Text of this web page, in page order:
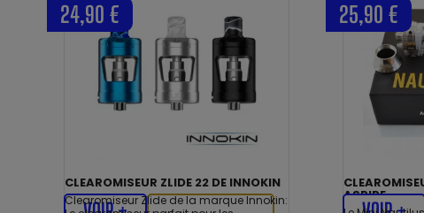
CLEAROMISEUR ZLIDE 22 DE INNOKIN
Clearomiseur Zlide de la marque Innokin:
24,90 €
ASPIRE
25,90 €